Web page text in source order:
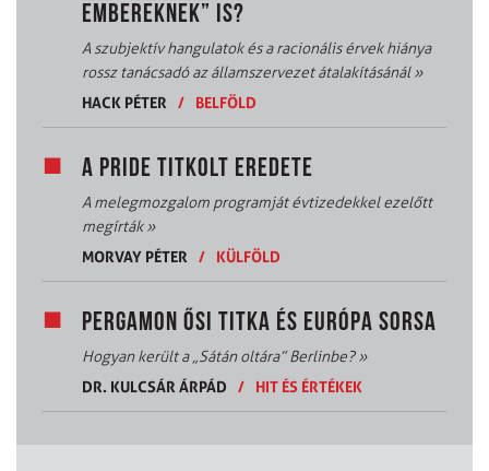
EMBEREKNEK” IS?
A szubjektív hangulatok és a racionális érvek hiánya
rossz tanácsadó az államszervezet átalakításánál»
HACK PÉTER
/ BELFÖLD
A PRIDE TITKOLT EREDETE
A melegmozgalom programját évtizedekkel ezelőtt
megírták»
MORVAY PÉTER
/ KÜLFÖLD
PERGAMON ŐSI TITKA ÉS EURÓPA SORSA
Hogyan került a „Sátán oltára” Berlinbe?»
DR. KULCSÁR ÁRPÁD
/ HIT ÉS ÉRTÉKEK